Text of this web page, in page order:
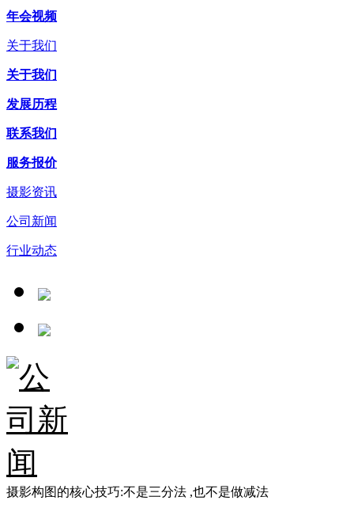
年会视频
关于我们
关于我们
发展历程
联系我们
服务报价
摄影资讯
公司新闻
行业动态
摄影构图的核心技巧:不是三分法 ,也不是做减法